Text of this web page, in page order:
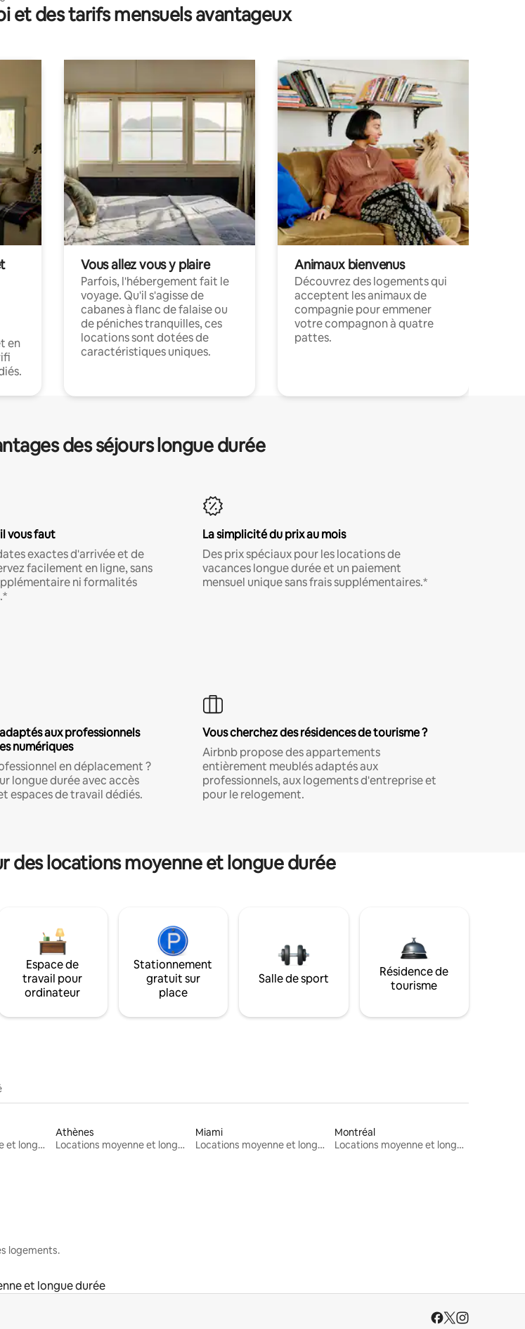
et des tarifs mensuels avantageux
en
Vous allez vous y plaire
Parfois, l'hébergement fait le
voyage. Qu'il s'agisse de
cabanes à flanc de falaise ou
de péniches tranquilles, ces
locations sont dotées de
caractéristiques uniques.
Animaux bienvenus
Découvrez des logements qui
acceptent les animaux de
compagnie pour emmener
votre compagnon à quatre
pattes.
des séjours longue durée
vous faut
exactes d'arrivée et de
facilement en ligne, sans
ni formalités
La simplicité du prix au mois
Des prix spéciaux pour les locations de
vacances longue durée et un paiement
mensuel unique sans frais supplémentaires.*
aux professionnels
numériques
en déplacement ?
longue durée avec accès
espaces de travail dédiés.
Vous cherchez des résidences de tourisme ?
Airbnb propose des appartements
entièrement meublés adaptés aux
professionnels, aux logements d'entreprise et
pour le relogement.
des locations moyenne et longue durée
Espace de
travail pour
ordinateur
Stationnement
gratuit sur
place
Salle de sport
Résidence de
tourisme
Locations moyenne et longue durée
Athènes
Locations moyenne et longue durée
Miami
Locations moyenne et longue durée
Montréal
Locations moyenne et longue durée
logements.
et longue durée